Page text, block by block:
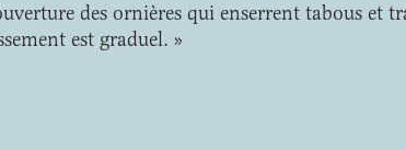
des ornières qui enserrent tabous et
est graduel. »